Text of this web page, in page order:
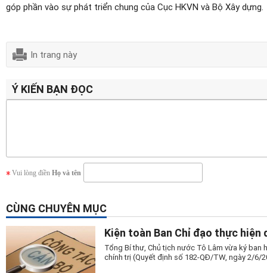
góp phần vào sự phát triển chung của Cục HKVN và Bộ Xây dựng.
In trang này
Ý KIẾN BẠN ĐỌC
Vui lòng điền Họ và tên
CÙNG CHUYÊN MỤC
Kiện toàn Ban Chỉ đạo thực
Tổng Bí thư, Chủ tịch nước Tô Lâm vừa ký
chính trị (Quyết định số 182-QĐ/TW, ngày 2/6/